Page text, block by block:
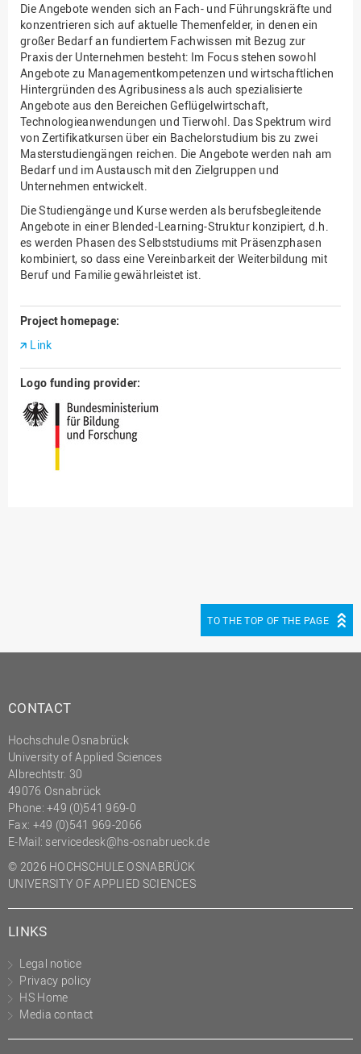
Die Angebote wenden sich an Fach- und Führungskräfte und
konzentrieren sich auf aktuelle Themenfelder, in denen ein
großer Bedarf an fundiertem Fachwissen mit Bezug zur
Praxis der Unternehmen besteht: Im Focus stehen sowohl
Angebote zu Managementkompetenzen und wirtschaftlichen
Hintergründen des Agribusiness als auch spezialisierte
Angebote aus den Bereichen Geflügelwirtschaft,
Technologieanwendungen und Tierwohl. Das Spektrum wird
von Zertifikatkursen über ein Bachelorstudium bis zu zwei
Masterstudiengängen reichen. Die Angebote werden nah am
Bedarf und im Austausch mit den Zielgruppen und
Unternehmen entwickelt.
Die Studiengänge und Kurse werden als berufsbegleitende
Angebote in einer Blended-Learning-Struktur konzipiert, d.h.
es werden Phasen des Selbststudiums mit Präsenzphasen
kombiniert, so dass eine Vereinbarkeit der Weiterbildung mit
Beruf und Familie gewährleistet ist.
Project homepage:
Link
Logo funding provider:
TO THE TOP OF THE PAGE
CONTACT
Hochschule Osnabrück
University of Applied Sciences
Albrechtstr. 30
49076 Osnabrück
Phone: +49 (0)541 969-0
Fax: +49 (0)541 969-2066
E-Mail: servicedesk@hs-osnabrueck.de
© 2026 HOCHSCHULE OSNABRÜCK
UNIVERSITY OF APPLIED SCIENCES
LINKS
Legal notice
Privacy policy
HS Home
Media contact